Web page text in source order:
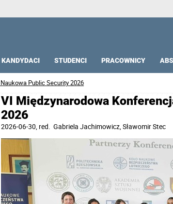
KANDYDACI STUDENCI PRACOWNICY
Public Security 2026
VI Międzynarodowa
2026
2026-06-30, red. Gabriela Jachimowicz, Sławomir Stec